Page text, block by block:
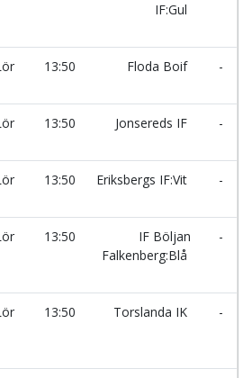
IF:Gul
13:50 Floda Boif -
13:50 Jonsereds IF -
13:50 Eriksbergs IF:Vit -
13:50
IF Böljan
Falkenberg:Blå
-
13:50 Torslanda IK -